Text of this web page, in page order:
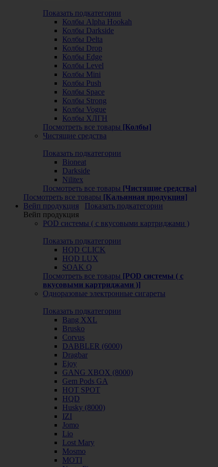
Показать подкатегории
Колбы Alpha Hookah
Колбы Darkside
Колбы Delta
Колбы Drop
Колбы Edge
Колбы Level
Колбы Mini
Колбы Push
Колбы Space
Колбы Strong
Колбы Vogue
Колбы ХЛГН
Посмотреть все товары [Колбы]
Чистящие средства
Показать подкатегории
Bioneat
Darkside
Nilitex
Посмотреть все товары [Чистящие средства]
Посмотреть все товары [Кальянная продукция]
Вейп продукция
Показать подкатегории
Вейп продукция
POD системы ( с вкусовыми картриджами )
Показать подкатегории
HQD CLICK
HQD LUX
SOAK Q
Посмотреть все товары [POD системы ( с
вкусовыми картриджами )]
Одноразовые электронные сигареты
Показать подкатегории
Bang XXL
Brusko
Corvus
DABBLER (6000)
Dragbar
Ejoy
GANG XBOX (8000)
Gem Pods GA
HOT SPOT
HQD
Husky (8000)
IZI
Jomo
Lio
Lost Mary
Mosmo
MOTI